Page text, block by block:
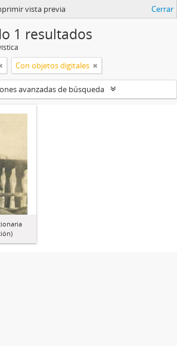
vista previa Cerrar
1 resultados
Con objetos digitales
avanzadas de búsqueda